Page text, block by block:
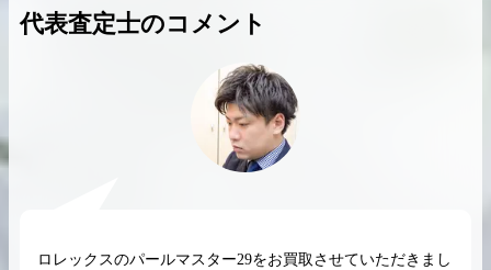
2026.04.10
高く売るためのポイントを徹底解説
代表査定士のコメント
ロレックスのパールマスター29をお買取させていただきまし